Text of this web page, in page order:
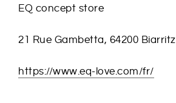
EQ concept store
21 Rue Gambetta, 64200 Biarritz
https://www.eq-love.com/fr/